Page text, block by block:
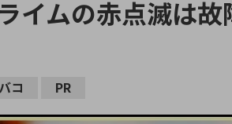
イムの赤点滅は
コ PR